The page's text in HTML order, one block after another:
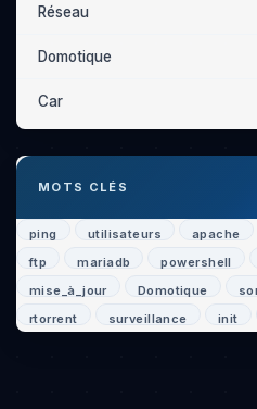
Réseau
Domotique
Car
MOTS CLÉS
ping utilisateurs apache
ftp
mariadb powershell
mise_à_jour
Domotique
rtorrent
surveillance init